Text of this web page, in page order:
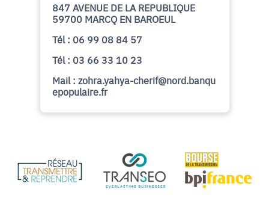
847 AVENUE DE LA REPUBLIQUE
59700 MARCQ EN BAROEUL
Tél : 06 99 08 84 57
Tél : 03 66 33 10 23
Mail : zohra.yahya-cherif@nord.banqu
epopulaire.fr